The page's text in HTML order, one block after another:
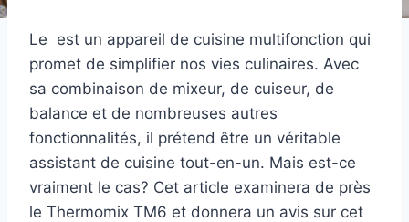
Le est un appareil de cuisine multifonction qui
promet de simplifier nos vies culinaires. Avec
sa combinaison de mixeur, de cuiseur, de
balance et de nombreuses autres
fonctionnalités, il prétend être un véritable
assistant de cuisine tout-en-un. Mais est-ce
vraiment le cas? Cet article examinera de près
le Thermomix TM6 et donnera un avis sur cet